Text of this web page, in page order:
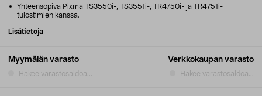
Myymälän varasto
Hakee varastosaldoa...
Verkkokaupan varasto
Hakee varastosaldoa...
Yhteensopiva Pixma TS3550i-, TS3551i-, TR4750i- ja TR4751i-
tulostimien kanssa.
Lisätietoja